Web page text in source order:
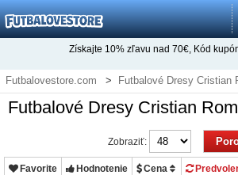
Získajte 10%zľavu nad 70€, Kód
Futbalovestore.com Futbalové Dresy Cristian
Futbalové Dresy Cristian
Zobraziť:
Favorite Hodnotenie Cena